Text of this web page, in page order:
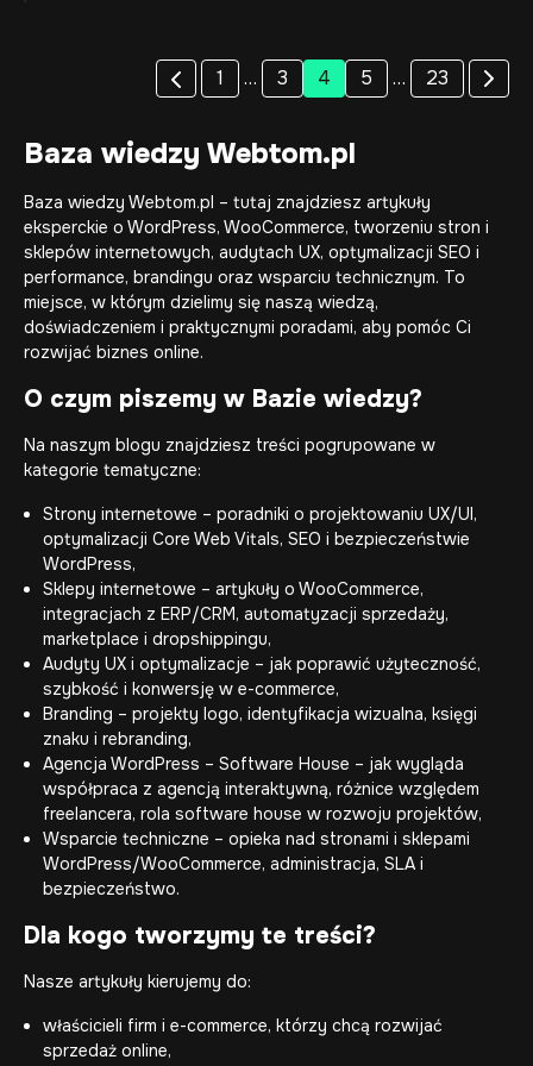
1 … 3 4 5 … 23
Baza wiedzy Webtom.pl
Baza wiedzy Webtom.pl – tutaj znajdziesz artykuły
eksperckie o WordPress, WooCommerce, tworzeniu stron i
sklepów internetowych, audytach UX, optymalizacji SEO i
performance, brandingu oraz wsparciu technicznym. To
miejsce, w którym dzielimy się naszą wiedzą,
doświadczeniem i praktycznymi poradami, aby pomóc Ci
rozwijać biznes online.
O czym piszemy w Bazie wiedzy?
Na naszym blogu znajdziesz treści pogrupowane w
kategorie tematyczne:
Strony internetowe – poradniki o projektowaniu UX/UI,
optymalizacji Core Web Vitals, SEO i bezpieczeństwie
WordPress,
Sklepy internetowe – artykuły o WooCommerce,
integracjach z ERP/CRM, automatyzacji sprzedaży,
marketplace i dropshippingu,
Audyty UX i optymalizacje – jak poprawić użyteczność,
szybkość i konwersję w e-commerce,
Branding – projekty logo, identyfikacja wizualna, księgi
znaku i rebranding,
Agencja WordPress – Software House – jak wygląda
współpraca z agencją interaktywną, różnice względem
freelancera, rola software house w rozwoju projektów,
Wsparcie techniczne – opieka nad stronami i sklepami
WordPress/WooCommerce, administracja, SLA i
bezpieczeństwo.
Dla kogo tworzymy te treści?
Nasze artykuły kierujemy do:
właścicieli firm i e-commerce, którzy chcą rozwijać
sprzedaż online,